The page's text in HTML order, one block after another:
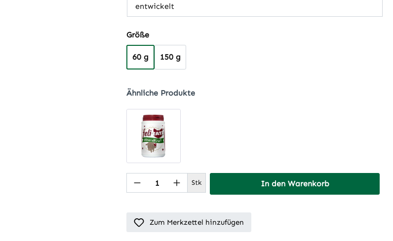
entwickelt
Größeauswählen
60 g 150 g
Ähnliche Produkte
Produkt Anzahl: Gib den gewünschten Wert
Stk In den Warenkorb
Zum Merkzettel hinzufügen